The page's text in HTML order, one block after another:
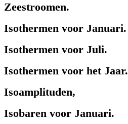
Zeestroomen.
Isothermen voor Januari.
Isothermen voor Juli.
Isothermen voor het Jaar.
Isoamplituden,
Isobaren voor Januari.